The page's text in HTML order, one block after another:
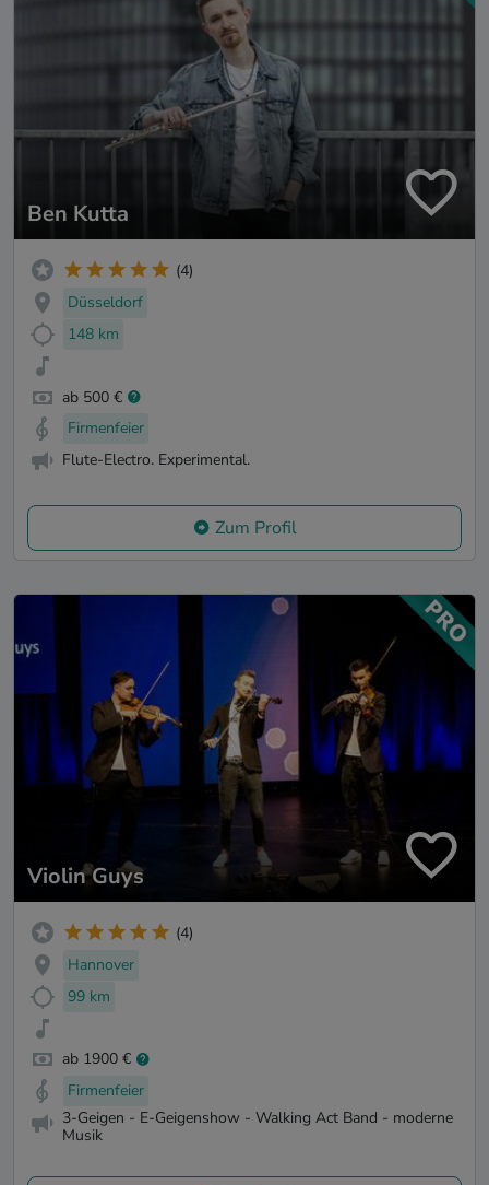
Ben Kutta
(4)
Düsseldorf
148 km
ab 500 €
Firmenfeier
Flute-Electro. Experimental.
Zum Profil
Violin Guys
(4)
Hannover
99 km
ab 1900 €
Firmenfeier
3-Geigen - E-Geigenshow - Walking Act Band - moderne
Musik